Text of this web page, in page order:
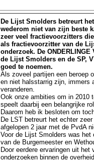
De Lijst Smolders betreurt
wederom niet van zijn beste
zeer veel fractievoorzitters
als fractievoorzitter van de
onderzoek. De ONDERLINGE
de Lijst Smolders en de SP,
goed te noemen.
Als zoveel partijen een beroep
en niet halsstarrig zijn, immers
veranderen.
Ook onze ambities om in 2010
speelt daarbij een belangrijke
Daarom heb ik besloten om
De LST betreurt het echter
afgelopen 2 jaar met de PvdA
Voor de Lijst Smolders was
van de Burgemeester en
Door eerdere ervaringen uit
onderzoeken binnen de